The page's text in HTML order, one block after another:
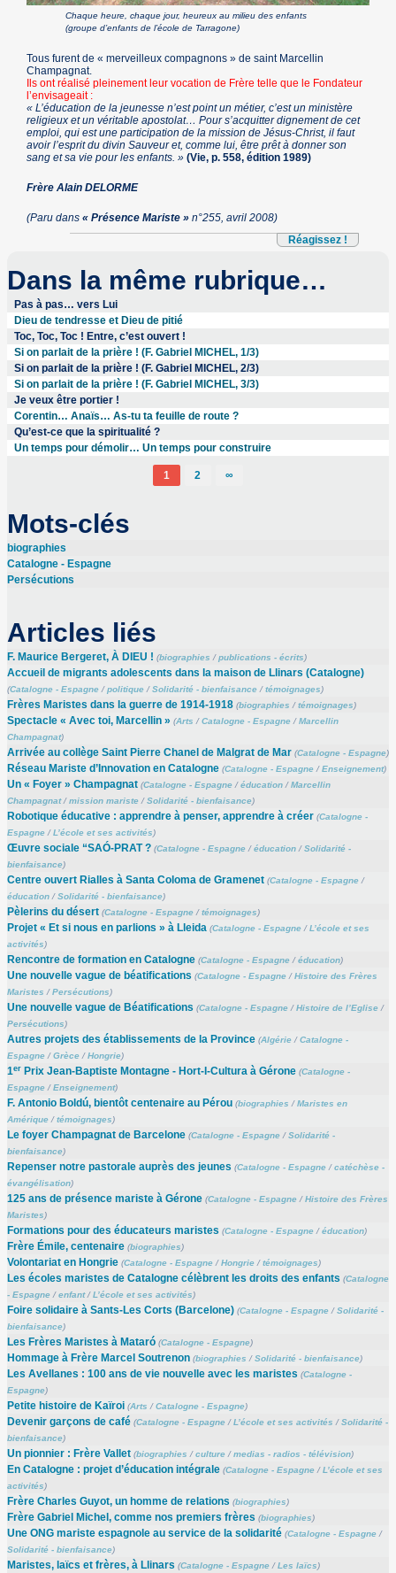
Chaque heure, chaque jour, heureux au milieu des enfants
(groupe d’enfants de l’école de Tarragone)
Tous furent de « merveilleux compagnons » de saint Marcellin
Champagnat.
Ils ont réalisé pleinement leur vocation de Frère telle que le Fondateur
l’envisageait :
« L’éducation de la jeunesse n’est point un métier, c’est un ministère
religieux et un véritable apostolat… Pour s’acquitter dignement de cet
emploi, qui est une participation de la mission de Jésus-Christ, il faut
avoir l’esprit du divin Sauveur et, comme lui, être prêt à donner son
sang et sa vie pour les enfants. » (Vie, p. 558, édition 1989)
Frère Alain DELORME
(Paru dans« Présence Mariste » n°255, avril 2008)
Réagissez !
Dans la même rubrique…
Pas à pas… vers Lui
Dieu de tendresse et Dieu de pitié
Toc, Toc, Toc ! Entre, c’est ouvert !
Si on parlait de la prière ! (F. Gabriel MICHEL, 1/3)
Si on parlait de la prière ! (F. Gabriel MICHEL, 2/3)
Si on parlait de la prière ! (F. Gabriel MICHEL, 3/3)
Je veux être portier !
Corentin… Anaïs… As-tu ta feuille de route ?
Qu’est-ce que la spiritualité ?
Un temps pour démolir… Un temps pour construire
1 2 ∞
Mots-clés
biographies
Catalogne - Espagne
Persécutions
Articles liés
F. Maurice Bergeret, À DIEU ! (biographies /publications - écrits)
Accueil de migrants adolescents dans la maison de Llinars (Catalogne)
(Catalogne - Espagne/politique/Solidarité - bienfaisance/témoignages)
Frères Maristes dans la guerre de 1914-1918 (biographies /témoignages)
Spectacle « Avec toi, Marcellin » (Arts /Catalogne - Espagne/Marcellin
Champagnat)
Arrivée au collège Saint Pierre Chanel de Malgrat de Mar (Catalogne - Espagne)
Réseau Mariste d’Innovation en Catalogne (Catalogne - Espagne/Enseignement)
Un « Foyer » Champagnat (Catalogne - Espagne/éducation/Marcellin
Champagnat/mission mariste/Solidarité - bienfaisance)
Robotique éducative : apprendre à penser, apprendre à créer (Catalogne -
Espagne/L’école et ses activités)
Œuvre sociale “SAÓ-PRAT ? (Catalogne - Espagne/éducation/Solidarité -
bienfaisance)
Centre ouvert Rialles à Santa Coloma de Gramenet (Catalogne - Espagne/
éducation/Solidarité - bienfaisance)
Pèlerins du désert (Catalogne - Espagne/témoignages)
Projet « Et si nous en parlions » à Lleida (Catalogne - Espagne/L’école et ses
activités)
Rencontre de formation en Catalogne (Catalogne - Espagne/éducation)
Une nouvelle vague de béatifications (Catalogne - Espagne/Histoire des Frères
Maristes /Persécutions)
Une nouvelle vague de Béatifications (Catalogne - Espagne/Histoire de l’Eglise/
Persécutions)
Autres projets des établissements de la Province (Algérie/Catalogne -
Espagne/Grèce/Hongrie)
1erPrix Jean-Baptiste Montagne - Hort-I-Cultura à Gérone (Catalogne -
Espagne/Enseignement)
F. Antonio Boldú, bientôt centenaire au Pérou (biographies /Maristes en
Amérique/témoignages)
Le foyer Champagnat de Barcelone (Catalogne - Espagne/Solidarité -
bienfaisance)
Repenser notre pastorale auprès des jeunes (Catalogne - Espagne/catéchèse -
évangélisation)
125 ans de présence mariste à Gérone (Catalogne - Espagne/Histoire des Frères
Maristes)
Formations pour des éducateurs maristes (Catalogne - Espagne/éducation)
Frère Émile, centenaire (biographies)
Volontariat en Hongrie (Catalogne - Espagne/Hongrie/témoignages)
Les écoles maristes de Catalogne célèbrent les droits des enfants (Catalogne
- Espagne/enfant/L’école et ses activités)
Foire solidaire à Sants-Les Corts (Barcelone) (Catalogne - Espagne/Solidarité -
bienfaisance)
Les Frères Maristes à Mataró (Catalogne - Espagne)
Hommage à Frère Marcel Soutrenon (biographies /Solidarité - bienfaisance)
Les Avellanes : 100 ans de vie nouvelle avec les maristes (Catalogne -
Espagne)
Petite histoire de Kaïroi (Arts /Catalogne - Espagne)
Devenir garçons de café (Catalogne - Espagne/L’école et ses activités /Solidarité -
bienfaisance)
Un pionnier : Frère Vallet (biographies /culture/medias - radios - télévision)
En Catalogne : projet d’éducation intégrale (Catalogne - Espagne/L’école et ses
activités)
Frère Charles Guyot, un homme de relations (biographies)
Frère Gabriel Michel, comme nos premiers frères (biographies)
Une ONG mariste espagnole au service de la solidarité (Catalogne - Espagne/
Solidarité - bienfaisance)
Maristes, laïcs et frères, à Llinars (Catalogne - Espagne/Les laïcs)